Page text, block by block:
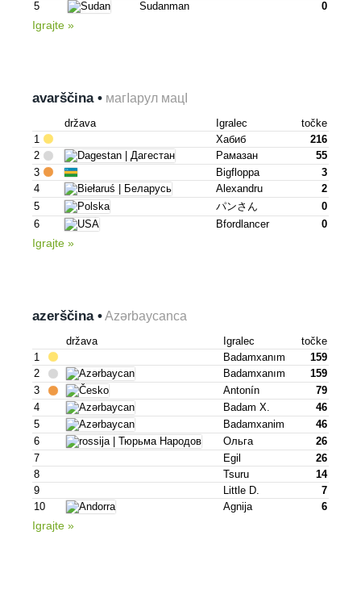
5
Sudanman 0
Igrajte »
avarščina • магІарул мацІ
država Igralec
točke
1
Хабиб
216
2
Рамазан
55
3
Bigfloppa
3
4
Alexandru
2
5
パンさん
0
6
Bfordlancer 0
Igrajte »
azerščina •Azərbaycanca
država Igralec
točke
1
Badamxanım
159
2
Badamxanım
159
3
Antonín
79
4
Badam X.
46
5
Badamxanim
46
6
Ольга
26
7
Egil
26
8
Tsuru
14
9
Little D.
7
10
Agnija 6
Igrajte »